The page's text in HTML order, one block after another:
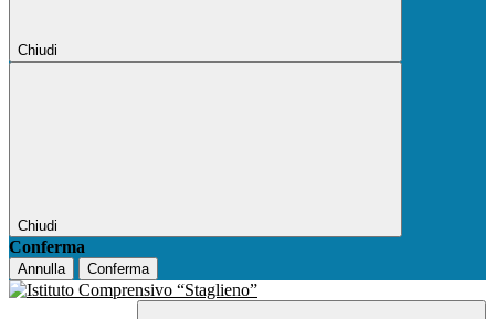
Chiudi
Chiudi
Conferma
Annulla Conferma